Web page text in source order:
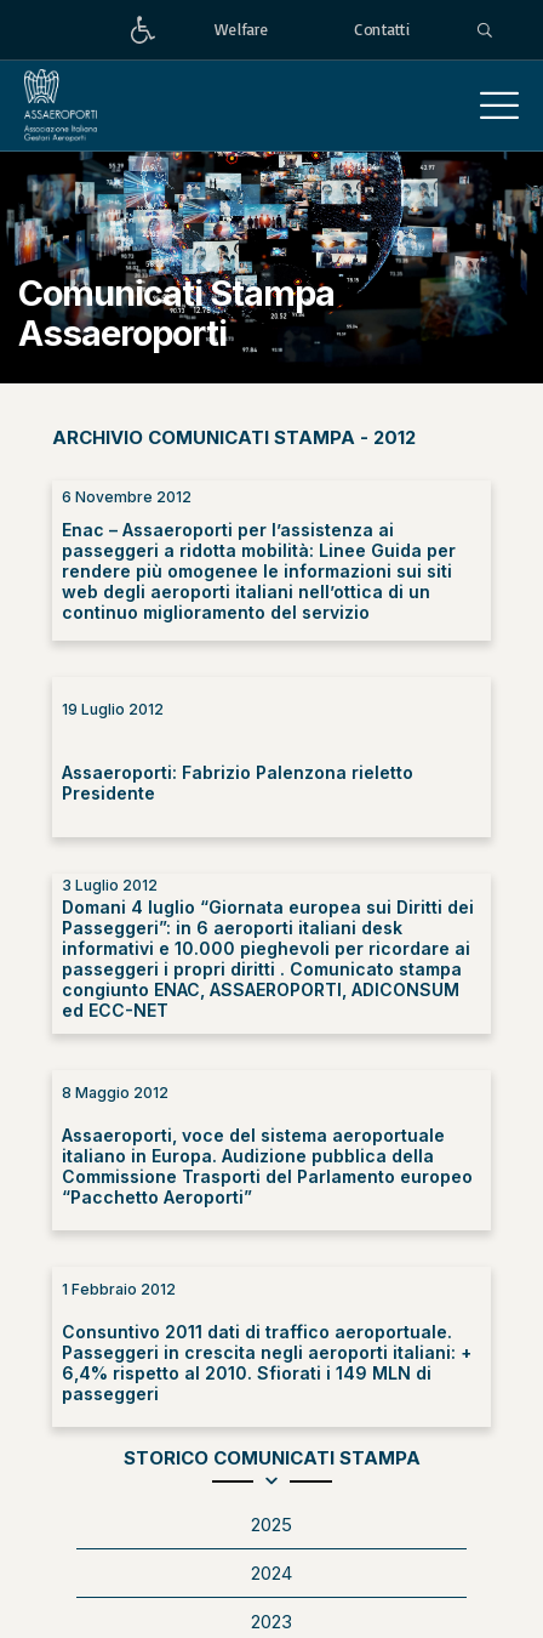
Welfare Contatti
Comunicati Stampa
Assaeroporti
ARCHIVIO COMUNICATI STAMPA - 2012
6 Novembre 2012
Enac – Assaeroporti per l’assistenza ai
passeggeri a ridotta mobilità: Linee Guida per
rendere più omogenee le informazioni sui siti
web degli aeroporti italiani nell’ottica di un
continuo miglioramento del servizio
19 Luglio 2012
Assaeroporti: Fabrizio Palenzona rieletto
Presidente
3 Luglio 2012
Domani 4 luglio “Giornata europea sui Diritti dei
Passeggeri”: in 6 aeroporti italiani desk
informativi e 10.000 pieghevoli per ricordare ai
passeggeri i propri diritti . Comunicato stampa
congiunto ENAC, ASSAEROPORTI, ADICONSUM
ed ECC-NET
8 Maggio 2012
Assaeroporti, voce del sistema aeroportuale
italiano in Europa. Audizione pubblica della
Commissione Trasporti del Parlamento europeo
“Pacchetto Aeroporti”
1 Febbraio 2012
Consuntivo 2011 dati di traffico aeroportuale.
Passeggeri in crescita negli aeroporti italiani: +
6,4% rispetto al 2010. Sfiorati i 149 MLN di
passeggeri
STORICO COMUNICATI STAMPA
2025
2024
2023